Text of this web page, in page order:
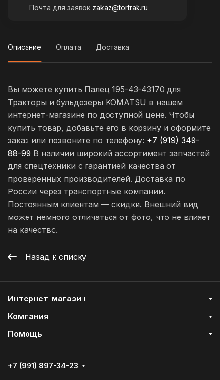
Почта для заявок zakaz@tortrak.ru
Описание Оплата Доставка
Вы можете купить Палец 195-43-43170 для
Тракторы и бульдозеры KOMATSU в нашем
интернет-магазине по доступной цене. Чтобы
купить товар, добавьте его в корзину и оформите
заказ или позвоните по телефону: +7 (919) 349-
88-99 В наличии широкий ассортимент запчастей
для спецтехники с гарантией качества от
проверенных производителей. Доставка по
России через транспортные компании.
Постоянным клиентам — скидки. Внешний вид
может немного отличаться от фото, что не влияет
на качество.
Назад к списку
Интернет-магазин
Компания
Помощь
+7 (991) 897-34-23